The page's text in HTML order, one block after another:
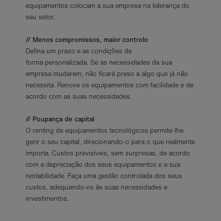
equipamentos colocam a sua empresa na liderança do
seu setor.
// Menoscompromissos, maiorcontrolo
Defina um prazo e as condições de
forma personalizada. Se as necessidades da sua
empresa mudarem, não ficará preso a algo que já não
necessita. Renove os equipamentos com facilidade e de
acordo com as suas necessidades.
// Poupança decapital
O renting de equipamentos tecnológicos permite-lhe
gerir o seu capital, direcionando-o para o que realmente
importa. Custos previsíveis, sem surpresas, de acordo
com a depreciação dos seus equipamentos e a sua
rentabilidade. Faça uma gestão controlada dos seus
custos, adequando-os às suas necessidades e
investimentos.